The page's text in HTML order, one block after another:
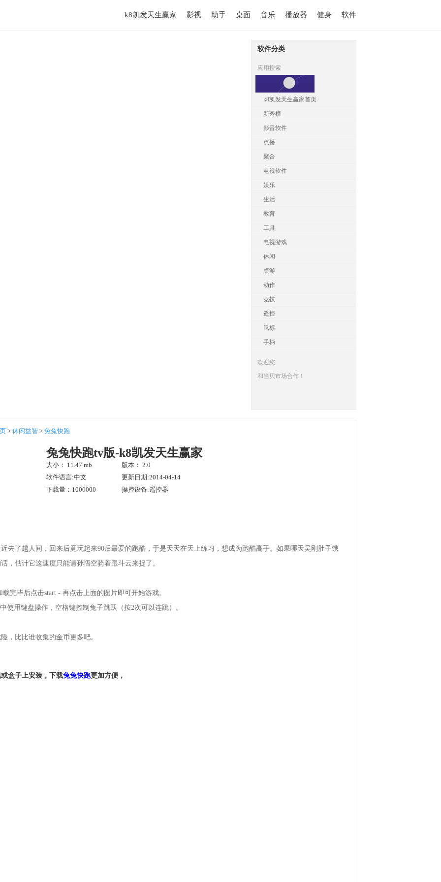
软件
健身
播放器
音乐
桌面
助手
影视
k8凯发天生赢家
软件分类
应用搜索
k8凯发天生赢家首页
新秀榜
影音软件
点播
聚合
电视软件
娱乐
生活
教育
工具
电视游戏
休闲
桌游
动作
竞技
遥控
鼠标
手柄
欢迎您
和当贝市场合作！
> 休闲益智 > 兔兔快跑
兔兔快跑tv版-k8凯发天生赢家
大小： 11.47 mb
版本： 2.0
软件语言:中文
更新日期:2014-04-14
下载量：1000000
操控设备:遥控器
去了趟人间，回来后竟玩起来90后最爱的跑酷，于是天天在天上练习，想成为跑酷高手。如果哪天吴刚肚子饿
，估计它这速度只能请孙悟空骑着跟斗云来捉了。
载完毕后点击start - 再点击上面的图片即可开始游戏。
使用键盘操作，空格键控制兔子跳跃（按2次可以连跳）。
，比比谁收集的金币更多吧。
盒子上安装，下载兔兔快跑更加方便，